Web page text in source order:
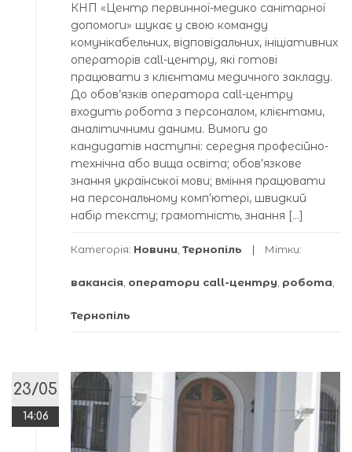
КНП «Центр первинної-медико санітарної
допомоги» шукає у свою команду
комунікабельних, відповідальних, ініціативних
операторів call-центру, які готові
працювати з клієнтами медичного закладу.
До обов’язків оператора call-центру
входить робота з персоналом, клієнтами,
аналітичними даними. Вимоги до
кандидатів наступні: середня професійно-
технічна або вища освіта; обов’язкове
знання української мови; вміння працювати
на персональному комп’ютері, швидкий
набір тексту; грамотність, знання […]
Категорія: Новини, Тернопіль Мітки:
вакансія, оператори call-центру, робота,
Тернопіль
23/05
14:06